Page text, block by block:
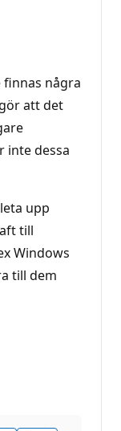
några
att det
inte dessa
upp
till
Windows
till dem